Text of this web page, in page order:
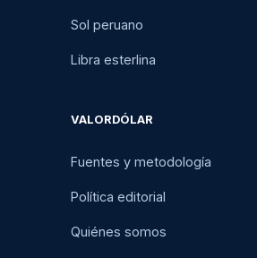
Sol peruano
Libra esterlina
VALORDÓLAR
Fuentes y metodología
Política editorial
Quiénes somos